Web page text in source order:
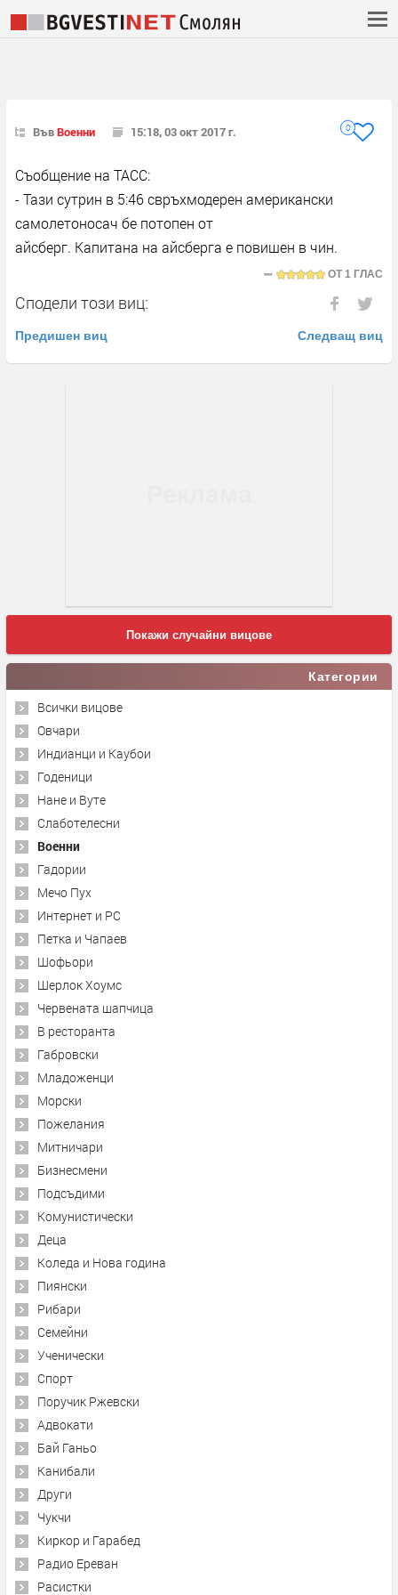
ВъвВоенни 15:18, 03 окт 2017 г. 0
Съобщение на ТАСС:
- Тази сутрин в 5:46 свръхмодерен американски
самолетоносач бе потопен от
айсберг. Капитана на айсберга е повишен в чин.
ОТ1 ГЛАС
Сподели този виц:
Предишен виц Следващ виц
Покажи случайни вицове
Категории
Всички вицове
Овчари
Индианци и Каубои
Годеници
Нане и Вуте
Слаботелесни
Военни
Гадории
Мечо Пух
Интернет и PC
Петка и Чапаев
Шофьори
Шерлок Хоумс
Червената шапчица
В ресторанта
Габровски
Младоженци
Морски
Пожелания
Митничари
Бизнесмени
Подсъдими
Комунистически
Деца
Коледа и Нова година
Пиянски
Рибари
Семейни
Ученически
Спорт
Поручик Ржевски
Адвокати
Бай Ганьо
Канибали
Други
Чукчи
Киркор и Гарабед
Радио Ереван
Расистки